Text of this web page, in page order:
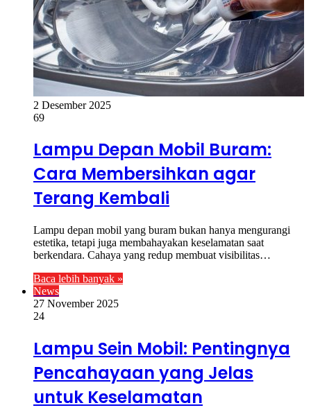
2 Desember 2025
69
Lampu Depan Mobil Buram:
Cara Membersihkan agar
Terang Kembali
Lampu depan mobil yang buram bukan hanya mengurangi
estetika, tetapi juga membahayakan keselamatan saat
berkendara. Cahaya yang redup membuat visibilitas…
Baca lebih banyak »
News
27 November 2025
24
Lampu Sein Mobil: Pentingnya
Pencahayaan yang Jelas
untuk Keselamatan